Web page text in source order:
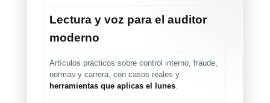
Lectura y voz para el auditor
moderno
Artículos prácticos sobre control interno, fraude,
normas y carrera, con casos reales y
herramientas que aplicas el lunes.